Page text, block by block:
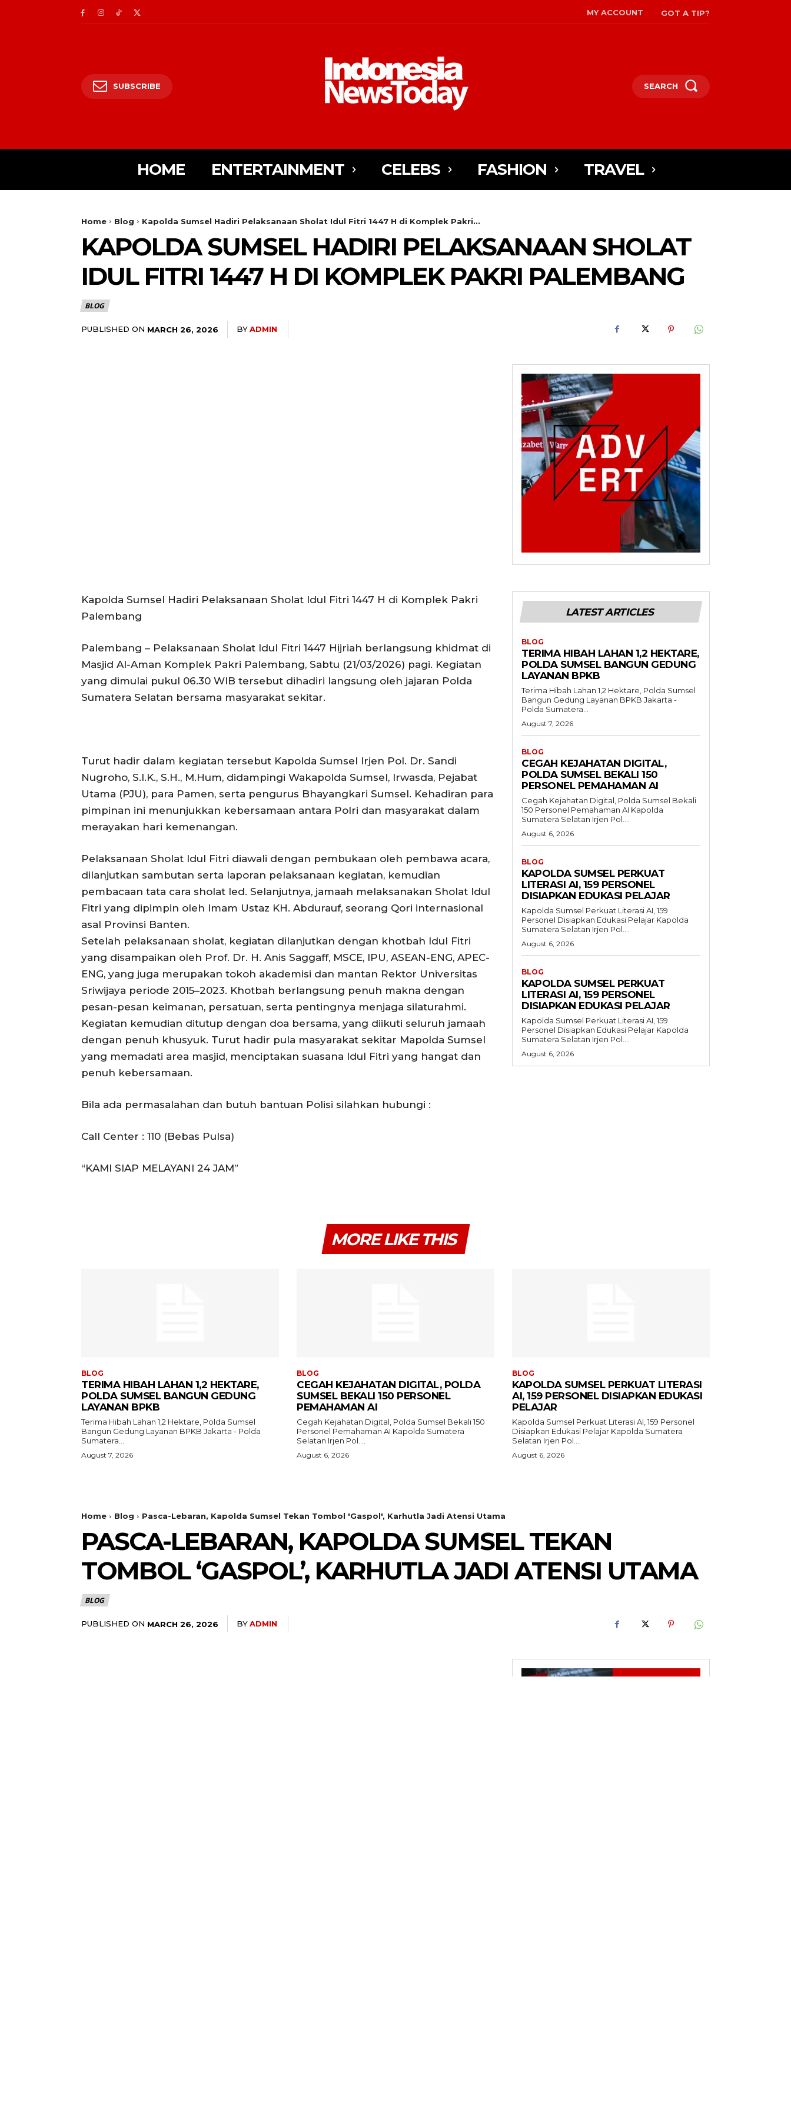
MY ACCOUNT GOT A TIP?
SUBSCRIBE SEARCH
HOME ENTERTAINMENT CELEBS FASHION TRAVEL
Home Blog Kapolda Sumsel Hadiri Pelaksanaan Sholat Idul Fitri 1447 H di Komplek Pakri...
KAPOLDA SUMSEL HADIRI PELAKSANAAN SHOLAT
IDUL FITRI 1447 H DI KOMPLEK PAKRI PALEMBANG
BLOG
PUBLISHED ON MARCH 26, 2026 BYADMIN
Kapolda Sumsel Hadiri Pelaksanaan Sholat Idul Fitri 1447 H di Komplek Pakri
Palembang
Palembang – Pelaksanaan Sholat Idul Fitri 1447 Hijriah berlangsung khidmat di
Masjid Al-Aman Komplek Pakri Palembang, Sabtu (21/03/2026) pagi. Kegiatan
yang dimulai pukul 06.30 WIB tersebut dihadiri langsung oleh jajaran Polda
Sumatera Selatan bersama masyarakat sekitar.
Turut hadir dalam kegiatan tersebut Kapolda Sumsel Irjen Pol. Dr. Sandi
Nugroho, S.I.K., S.H., M.Hum, didampingi Wakapolda Sumsel, Irwasda, Pejabat
Utama (PJU), para Pamen, serta pengurus Bhayangkari Sumsel. Kehadiran para
pimpinan ini menunjukkan kebersamaan antara Polri dan masyarakat dalam
merayakan hari kemenangan.
Pelaksanaan Sholat Idul Fitri diawali dengan pembukaan oleh pembawa acara,
dilanjutkan sambutan serta laporan pelaksanaan kegiatan, kemudian
pembacaan tata cara sholat Ied. Selanjutnya, jamaah melaksanakan Sholat Idul
Fitri yang dipimpin oleh Imam Ustaz KH. Abdurauf, seorang Qori internasional
asal Provinsi Banten.
Setelah pelaksanaan sholat, kegiatan dilanjutkan dengan khotbah Idul Fitri
yang disampaikan oleh Prof. Dr. H. Anis Saggaff, MSCE, IPU, ASEAN-ENG, APEC-
ENG, yang juga merupakan tokoh akademisi dan mantan Rektor Universitas
Sriwijaya periode 2015–2023. Khotbah berlangsung penuh makna dengan
pesan-pesan keimanan, persatuan, serta pentingnya menjaga silaturahmi.
Kegiatan kemudian ditutup dengan doa bersama, yang diikuti seluruh jamaah
dengan penuh khusyuk. Turut hadir pula masyarakat sekitar Mapolda Sumsel
yang memadati area masjid, menciptakan suasana Idul Fitri yang hangat dan
penuh kebersamaan.
Bila ada permasalahan dan butuh bantuan Polisi silahkan hubungi :
Call Center : 110 (Bebas Pulsa)
“KAMI SIAP MELAYANI 24 JAM”
LATEST ARTICLES
BLOG
TERIMA HIBAH LAHAN 1,2 HEKTARE,
POLDA SUMSEL BANGUN GEDUNG
LAYANAN BPKB
Terima Hibah Lahan 1,2 Hektare, Polda Sumsel
Bangun Gedung Layanan BPKB Jakarta -
Polda Sumatera...
August 7, 2026
BLOG
CEGAH KEJAHATAN DIGITAL,
POLDA SUMSEL BEKALI 150
PERSONEL PEMAHAMAN AI
Cegah Kejahatan Digital, Polda Sumsel Bekali
150 Personel Pemahaman AI Kapolda
Sumatera Selatan Irjen Pol....
August 6, 2026
BLOG
KAPOLDA SUMSEL PERKUAT
LITERASI AI, 159 PERSONEL
DISIAPKAN EDUKASI PELAJAR
Kapolda Sumsel Perkuat Literasi AI, 159
Personel Disiapkan Edukasi Pelajar Kapolda
Sumatera Selatan Irjen Pol....
August 6, 2026
BLOG
KAPOLDA SUMSEL PERKUAT
LITERASI AI, 159 PERSONEL
DISIAPKAN EDUKASI PELAJAR
Kapolda Sumsel Perkuat Literasi AI, 159
Personel Disiapkan Edukasi Pelajar Kapolda
Sumatera Selatan Irjen Pol....
August 6, 2026
MORE LIKE THIS
BLOG
TERIMA HIBAH LAHAN 1,2 HEKTARE,
POLDA SUMSEL BANGUN GEDUNG
LAYANAN BPKB
Terima Hibah Lahan 1,2 Hektare, Polda Sumsel
Bangun Gedung Layanan BPKB Jakarta - Polda
Sumatera...
August 7, 2026
BLOG
CEGAH KEJAHATAN DIGITAL, POLDA
SUMSEL BEKALI 150 PERSONEL
PEMAHAMAN AI
Cegah Kejahatan Digital, Polda Sumsel Bekali 150
Personel Pemahaman AI Kapolda Sumatera
Selatan Irjen Pol....
August 6, 2026
BLOG
KAPOLDA SUMSEL PERKUAT LITERASI
AI, 159 PERSONEL DISIAPKAN EDUKASI
PELAJAR
Kapolda Sumsel Perkuat Literasi AI, 159 Personel
Disiapkan Edukasi Pelajar Kapolda Sumatera
Selatan Irjen Pol....
August 6, 2026